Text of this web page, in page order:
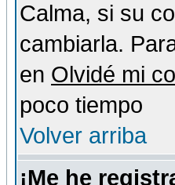
Calma, si su
cambiarla.
en Olvidé mi
poco tiempo
Volver arriba
¡Me he